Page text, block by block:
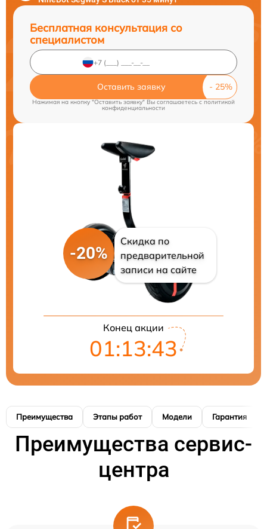
Бесплатная консультация со
специалистом
Оставить заявку
Нажимая на кнопку "Оставить заявку" Вы соглашаетесь c политикой
конфиденциальности
-20%
Скидка по
предварительной
записи на сайте
Конец акции
01:13:42
Преимущества Этапы работ Модели Гарантия
Преимущества сервис-
центра